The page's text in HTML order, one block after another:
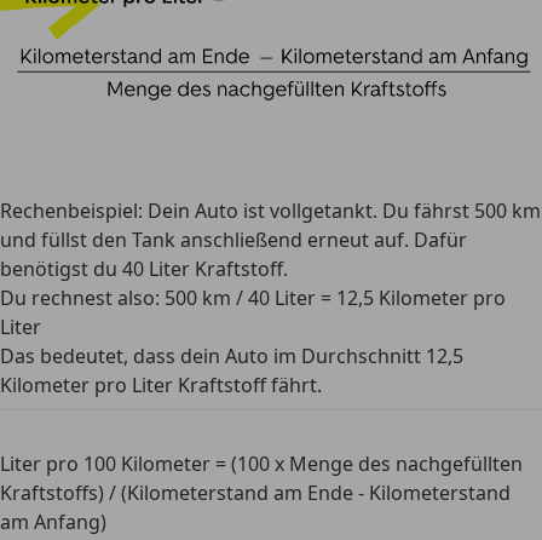
Rechenbeispiel: Dein Auto ist vollgetankt. Du fährst 500 km
und füllst den Tank anschließend erneut auf. Dafür
benötigst du 40 Liter Kraftstoff.
Du rechnest also: 500 km / 40 Liter = 12,5 Kilometer pro
Liter
Das bedeutet, dass dein Auto im Durchschnitt 12,5
Kilometer pro Liter Kraftstoff fährt.
Liter pro 100 Kilometer = (100 x Menge des nachgefüllten
Kraftstoffs) / (Kilometerstand am Ende - Kilometerstand
am Anfang)